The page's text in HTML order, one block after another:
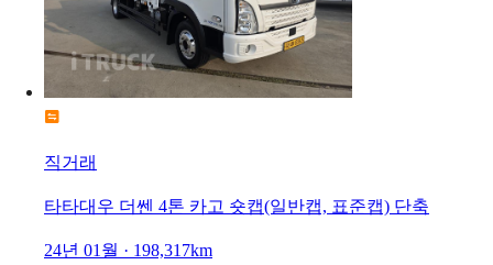
직거래
타타대우 더쎈 4톤 카고 숏캡(일반캡, 표준캡) 단축
24년 01월 · 198,317km